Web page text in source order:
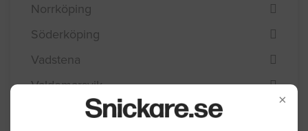
×
Norrköping
Söderköping
Vadstena
Valdemarsvik